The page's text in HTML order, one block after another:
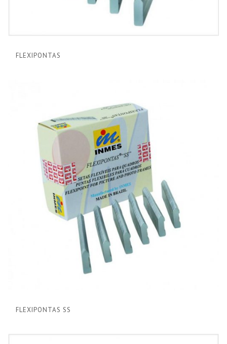
FLEXIPONTAS
FLEXIPONTAS SS